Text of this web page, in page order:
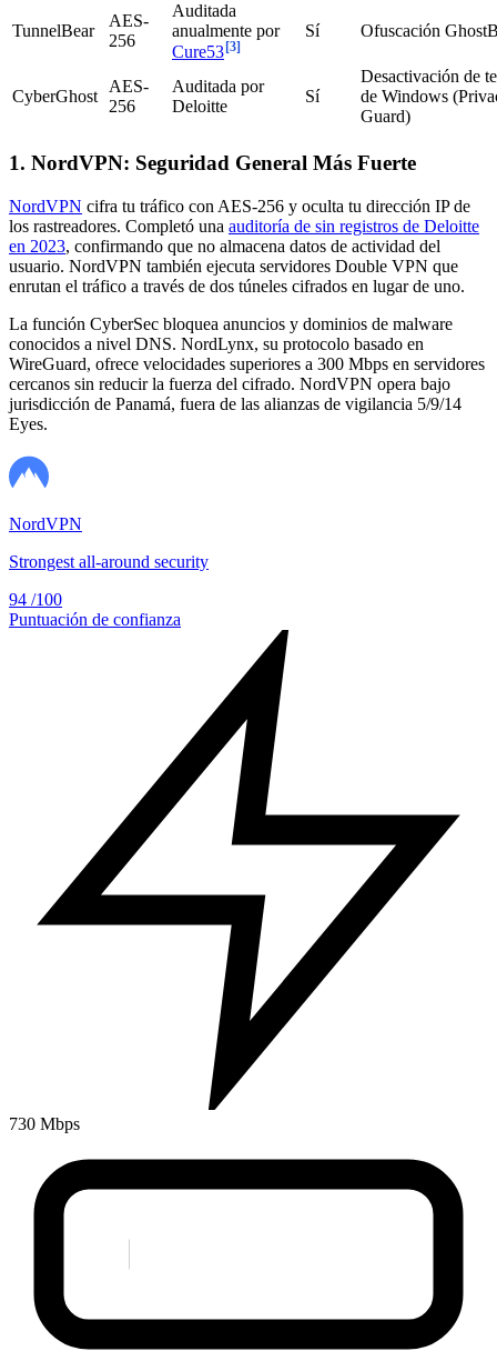
TunnelBear
AES-
256
Auditada
anualmente por
Cure53 [3]
Sí Ofuscación
CyberGhost
AES-
256
Auditada por
Deloitte
Sí
Desactivación de
de Windows
Guard)
1. NordVPN: Seguridad General Más Fuerte
NordVPN cifra tu tráfico con AES-256 y oculta tu dirección IP de
los rastreadores. Completó una auditoría de sin registros de Deloitte
en 2023, confirmando que no almacena datos de actividad del
usuario. NordVPN también ejecuta servidores Double VPN que
enrutan el tráfico a través de dos túneles cifrados en lugar de uno.
La función CyberSec bloquea anuncios y dominios de malware
conocidos a nivel DNS. NordLynx, su protocolo basado en
WireGuard, ofrece velocidades superiores a 300 Mbps en servidores
cercanos sin reducir la fuerza del cifrado. NordVPN opera bajo
jurisdicción de Panamá, fuera de las alianzas de vigilancia 5/9/14
Eyes.
NordVPN
Strongest all-around security
94 /100
Puntuación de confianza
730 Mbps